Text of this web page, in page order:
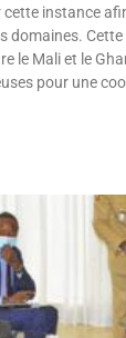
cette instance
domaines.
le Mali et le
pour une